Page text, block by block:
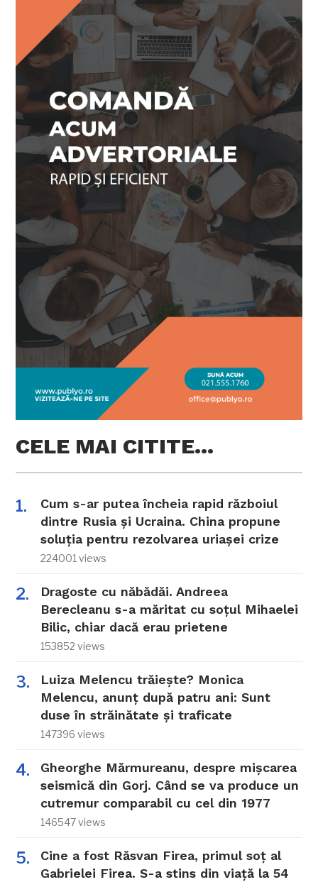
CELE MAI CITITE…
Cum s-ar putea încheia rapid războiul
dintre Rusia și Ucraina. China propune
soluția pentru rezolvarea uriașei crize
224001 views
Dragoste cu năbădăi. Andreea
Berecleanu s-a măritat cu soțul Mihaelei
Bilic, chiar dacă erau prietene
153852 views
Luiza Melencu trăiește? Monica
Melencu, anunț după patru ani: Sunt
duse în străinătate și traficate
147396 views
Gheorghe Mărmureanu, despre mișcarea
seismică din Gorj. Când se va produce un
cutremur comparabil cu cel din 1977
146547 views
Cine a fost Răsvan Firea, primul soț al
Gabrielei Firea. S-a stins din viață la 54